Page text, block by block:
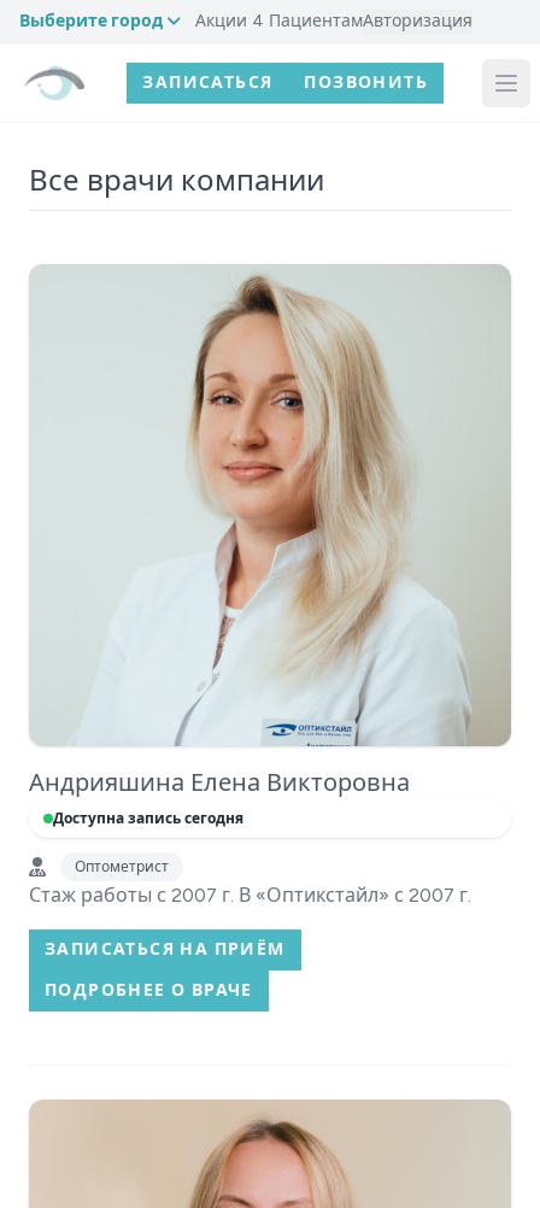
Выберите город Акции 4 ПациентамАвторизация
ЗАПИСАТЬСЯ ПОЗВОНИТЬ
Все врачи компании
Андрияшина Елена Викторовна
Доступна запись сегодня
Оптометрист
Стаж работы с 2007 г. В «Оптикстайл» с 2007 г.
ЗАПИСАТЬСЯ НА ПРИЁМ
ПОДРОБНЕЕ О ВРАЧЕ